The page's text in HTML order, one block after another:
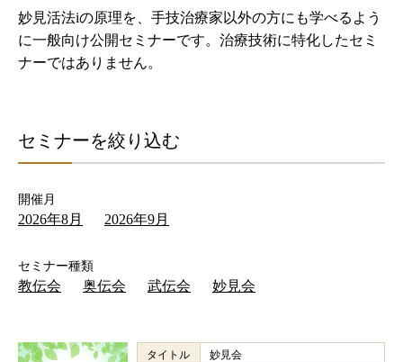
妙見活法iの原理を、手技治療家以外の方にも学べるよう
に一般向け公開セミナーです。治療技術に特化したセミ
ナーではありません。
セミナーを絞り込む
開催月
2026年8月 2026年9月
セミナー種類
教伝会 奥伝会 武伝会 妙見会
タイトル
妙見会